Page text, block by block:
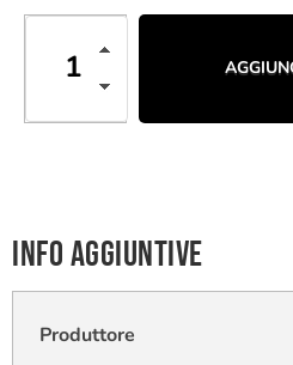
Info aggiuntive
Produttore